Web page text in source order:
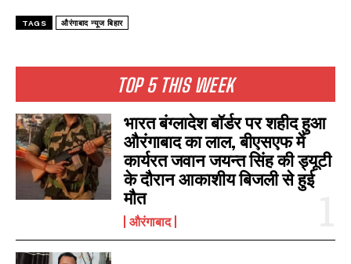
TOP 5 THIS WEEK
भारत बंग्लादेश बॉर्डर पर शहीद हुआ
औरंगाबाद का लाल, बीएसएफ में
कार्यरत जवान जयन्त सिंह की ड्यूटी
के दौरान आकाशीय बिजली से हुई
मौत
औरंगाबाद
TAGS औरंगाबाद न्यूज बिहार